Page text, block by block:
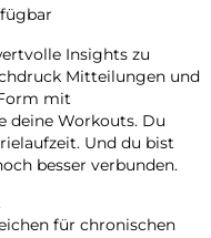
Insights zu
Mitteilungen und
mit
deine Workouts. Du
Und du bist
besser verbunden.
für chronischen